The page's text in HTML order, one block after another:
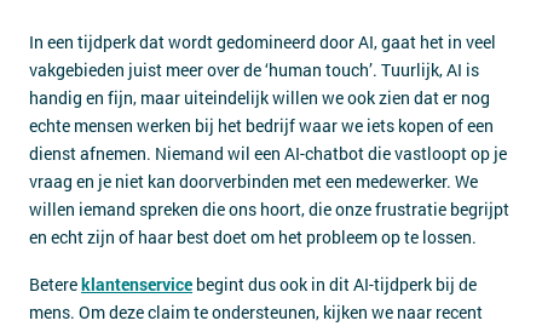
In een tijdperk dat wordt gedomineerd door AI, gaat het in veel
vakgebieden juist meer over de ‘human touch’. Tuurlijk, AI is
handig en fijn, maar uiteindelijk willen we ook zien dat er nog
echte mensen werken bij het bedrijf waar we iets kopen of een
dienst afnemen. Niemand wil een AI-chatbot die vastloopt op je
vraag en je niet kan doorverbinden met een medewerker. We
willen iemand spreken die ons hoort, die onze frustratie begrijpt
en echt zijn of haar best doet om het probleem op te lossen.
Betereklantenservice begint dus ook in dit AI-tijdperk bij de
mens. Om deze claim te ondersteunen, kijken we naar recent